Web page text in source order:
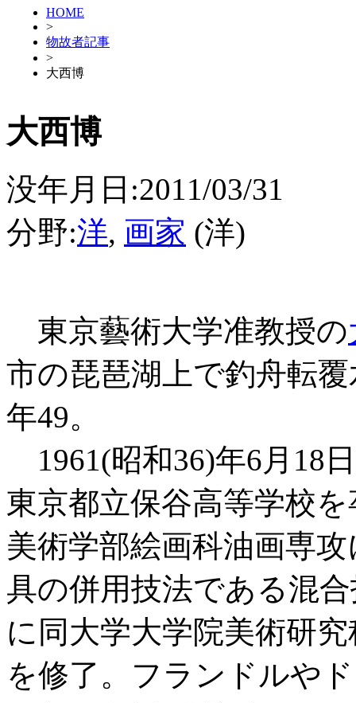
HOME
>
物故者記事
>
大西博
大西博
没年月日:2011/03/31
分野:洋, 画家 (洋)
東京藝術大学准教授の
市の琵琶湖上で釣舟転
年49。
1961(昭和36)年6月18
東京都立保谷高等学校
美術学部絵画科油画専
具の併用技法である混
に同大学大学院美術研
を修了。フランドルや